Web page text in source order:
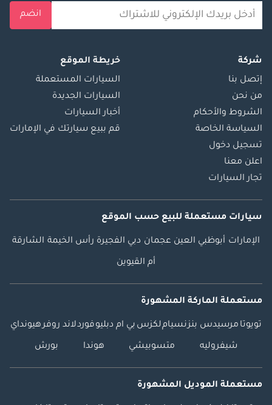
انضم
شركة
إتصل بنا
من نحن
الشروط والأحكام
السياسة الخاصة
تسجيل دخول
اعلن معنا
تجار السيارات
خريطة الموقع
السيارات المستعملة
السيارات الجديدة
أخبار السيارات
قم ببيع سيارتك في الإمارات
سيارات مستعملة للبيع حسب الموقع
الإمارات أبوظبي العين عجمان دبي الفجيرة رأس الخيمة الشارقة
أم القيوين
مستعملة الماركة المشهورة
تويوتا مرسيدس بنزنسياملكزس بي ام دبليوفوردلاند روفرهيونداي
شيفروليه متسوبيشي هوندا بورش
مستعملة الموديل المشهورة